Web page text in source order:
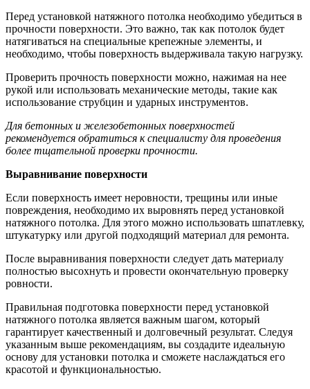
Перед установкой натяжного потолка необходимо убедиться в
прочности поверхности. Это важно, так как потолок будет
натягиваться на специальные крепежные элементы, и
необходимо, чтобы поверхность выдерживала такую нагрузку.
Проверить прочность поверхности можно, нажимая на нее
рукой или использовать механические методы, такие как
использование струбцин и ударных инструментов.
Для бетонных и железобетонных поверхностей
рекомендуется обратиться к специалисту для проведения
более тщательной проверки прочности.
Выравнивание поверхности
Если поверхность имеет неровности, трещины или иные
повреждения, необходимо их выровнять перед установкой
натяжного потолка. Для этого можно использовать шпатлевку,
штукатурку или другой подходящий материал для ремонта.
После выравнивания поверхности следует дать материалу
полностью высохнуть и провести окончательную проверку
ровности.
Правильная подготовка поверхности перед установкой
натяжного потолка является важным шагом, который
гарантирует качественный и долговечный результат. Следуя
указанным выше рекомендациям, вы создадите идеальную
основу для установки потолка и сможете наслаждаться его
красотой и функциональностью.